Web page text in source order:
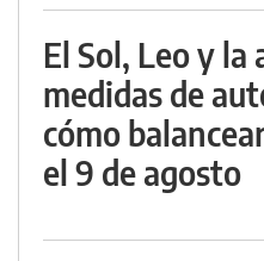
El Sol, Leo y
medidas de
cómo
el 9 de agosto